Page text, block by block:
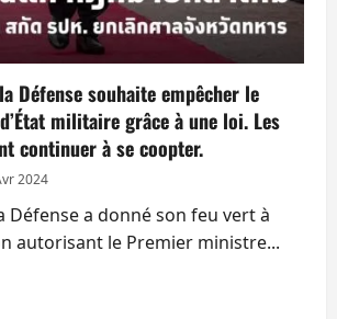
Défense souhaite empêcher le
militaire grâce à une loi. Les
continuer à se coopter.
2024
Défense a donné son feu vert à
autorisant le Premier ministre...